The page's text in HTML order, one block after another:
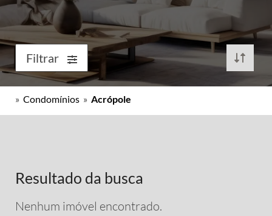
Filtrar
» Condomínios » Acrópole
Resultado da busca
Nenhum imóvel encontrado.